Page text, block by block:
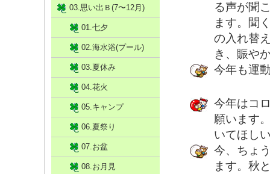
る声が聞
ます。聞
の入れ替
き、賑や
今年も運
今年はコ
願います
いてほし
今、ちょ
ます。秋
03.思い出Ｂ(7〜12月)
01.七夕
02.海水浴(プール)
03.夏休み
04.花火
05.キャンプ
06.夏祭り
07.お盆
08.お月見